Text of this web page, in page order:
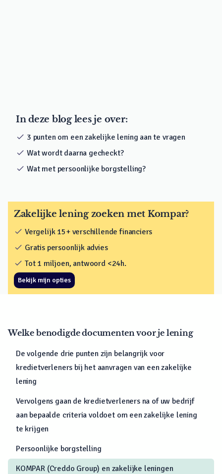
In deze blog lees je over:
check 3 punten om een zakelijke lening aan te vragen
check Wat wordt daarna gecheckt?
check Wat met persoonlijke borgstelling?
Zakelijke lening zoeken met Kompar?
check Vergelijk 15+ verschillende financiers
check Gratis persoonlijk advies
check Tot 1 miljoen, antwoord <24h.
Bekijk mijn opties
Welke benodigde documenten voor je lening
De volgende drie punten zijn belangrijk voor
kredietverleners bij het aanvragen van een zakelijke
lening
Vervolgens gaan de kredietverleners na of uw bedrijf
aan bepaalde criteria voldoet om een zakelijke lening
te krijgen
Persoonlijke borgstelling
KOMPAR (Creddo Group) en zakelijke leningen